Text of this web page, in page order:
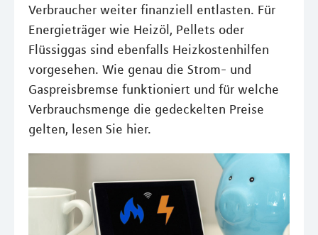
Verbraucher weiter finanziell entlasten. Für
Energieträger wie Heizöl, Pellets oder
Flüssiggas sind ebenfalls Heizkostenhilfen
vorgesehen. Wie genau die Strom- und
Gaspreisbremse funktioniert und für welche
Verbrauchsmenge die gedeckelten Preise
gelten, lesen Sie hier.